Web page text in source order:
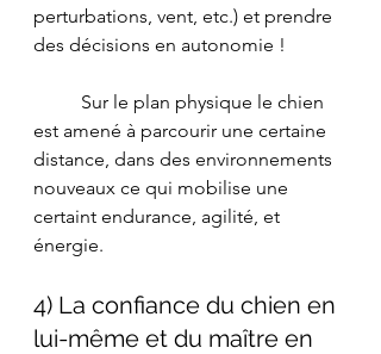
perturbations, vent, etc.) et prendre
des décisions en autonomie !
est amené à parcourir une certaine
distance, dans des environnements
nouveaux ce qui mobilise une
certaint endurance, agilité, et
énergie.
4) La confiance du chien en
lui-même et du maître en